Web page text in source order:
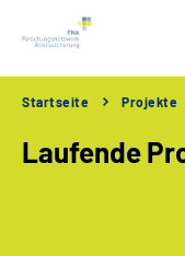
Startseite Projekte
Laufende